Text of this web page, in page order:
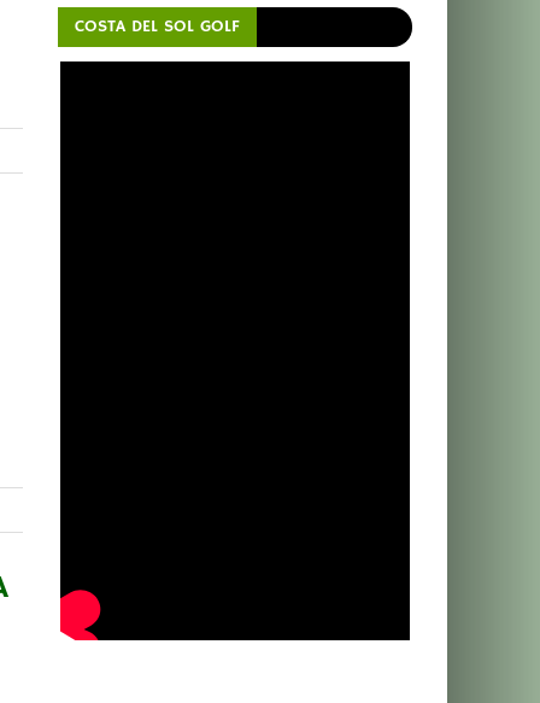
COSTA DEL SOL GOLF